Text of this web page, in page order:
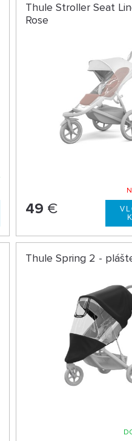
Thule Stroller Seat
Rose
49 €
Thule Spring 2 -